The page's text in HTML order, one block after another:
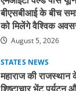
बीएसबीआई के बीच
को मिलेंगे वैश्विक
August 5, 2026
STATES NEWS
महाराज की